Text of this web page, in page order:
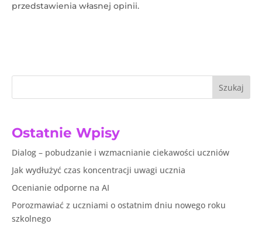
przedstawienia własnej opinii.
Szukaj
Ostatnie Wpisy
Dialog – pobudzanie i wzmacnianie ciekawości uczniów
Jak wydłużyć czas koncentracji uwagi ucznia
Ocenianie odporne na AI
Porozmawiać z uczniami o ostatnim dniu nowego roku
szkolnego